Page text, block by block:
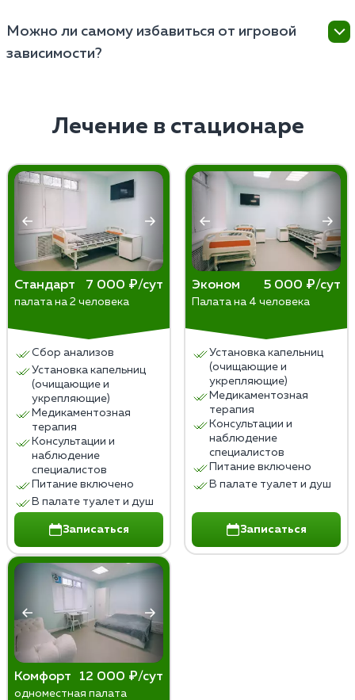
индивидуальных особенностей пациента, но
обычно составляет от нескольких недель до
Можно ли самому избавиться от игровой
зависимости?
требующее профессионального медицинского
подхода и комплексного лечения.
Лечение в стационаре
Стандарт 7 000 ₽/сут
палата на 2 человека
Сбор анализов
Установка капельниц
(очищающие и
укрепляющие)
Медикаментозная
терапия
Консультации и
наблюдение
специалистов
Питание включено
В палате туалет и душ
Записаться
Эконом 5 000 ₽/сут
Палата на 4 человека
Установка капельниц
(очищающие и
укрепляющие)
Медикаментозная
терапия
Консультации и
наблюдение
специалистов
Питание включено
В палате туалет и душ
Записаться
Комфорт 12 000 ₽/сут
одноместная палата